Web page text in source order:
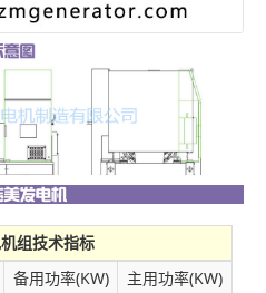
组技术指标
备用功率(KW)
主用功率(KW)